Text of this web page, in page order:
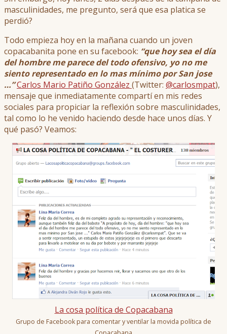
masculinidades, me pregunto, será que esa platica se
perdió?
Todo empieza hoy en la mañana cuando un joven
copacabanita pone en su facebook: “que hoy sea el día
del hombre me parece del todo ofensivo, yo no me
siento representado en lo mas mínimo por San jose
…”Carlos Mario Patiño González (Twitter: @carlosmpat),
mensaje que inmediatamente compartí en mis redes
sociales para propiciar la reflexión sobre masculinidades,
tal como lo he venido haciendo desde hace unos días. Y
qué pasó? Veamos:
La cosa política de Copacabana
Grupo de Facebook para comentar y ventilar la movida política de